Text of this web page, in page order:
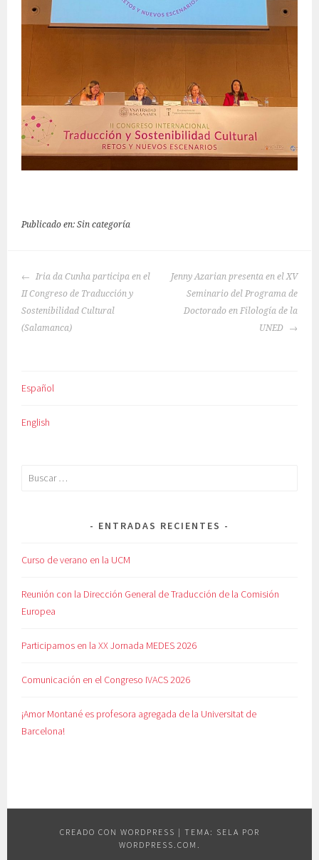
Publicado en: Sin categoría
NAVEGACIÓN
DE
ENTRADAS
Iria da Cunha participa en el
II Congreso de Traducción y
Sostenibilidad Cultural
(Salamanca)
Jenny Azarian presenta en el XV
Seminario del Programa de
Doctorado en Filología de la
UNED
Español
English
Buscar:
ENTRADAS RECIENTES
Curso de verano en la UCM
Reunión con la Dirección General de Traducción de la Comisión
Europea
Participamos en la XX Jornada MEDES 2026
Comunicación en el Congreso IVACS 2026
¡Amor Montané es profesora agregada de la Universitat de
Barcelona!
CREADO CON WORDPRESS | TEMA: SELA POR
WORDPRESS.COM